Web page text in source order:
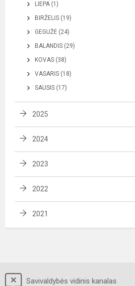
LIEPA (1)
BIRŽELIS (19)
GEGUŽĖ (24)
BALANDIS (29)
KOVAS (38)
VASARIS (18)
SAUSIS (17)
2025
2024
2023
2022
2021
Savivaldybės vidinis kanalas